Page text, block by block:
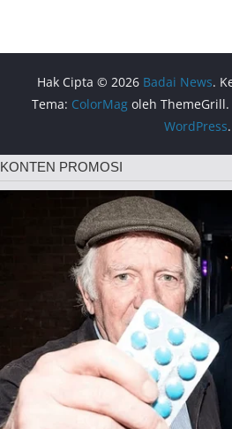
Hak Cipta © 2026 Badai News.
Tema: ColorMag oleh
WordPress.